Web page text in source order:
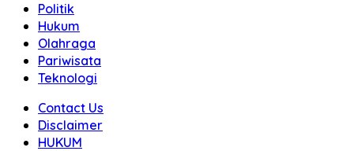
Politik
Hukum
Olahraga
Pariwisata
Teknologi
Contact Us
Disclaimer
HUKUM